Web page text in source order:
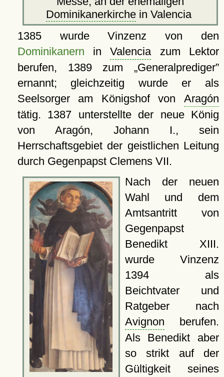
Dominikanerkirchein Valencia
1385 wurde Vinzenz von den
Dominikanern inValencia zum Lektor
berufen, 1389 zum
Generalprediger
ernannt; gleichzeitig wurde er als
Seelsorger am Königshof von Aragón
tätig. 1387 unterstellte der neue König
von Aragón, Johann I., sein
Herrschaftsgebiet der geistlichen Leitung
durch Gegenpapst Clemens VII.
Nach der neuen
Wahl und dem
Amtsantritt von
Gegenpapst
Benedikt XIII.
wurde Vinzenz
1394 als
Beichtvater und
Ratgeber nach
Avignon berufen.
Als Benedikt aber
so strikt auf der
Gültigkeit seines